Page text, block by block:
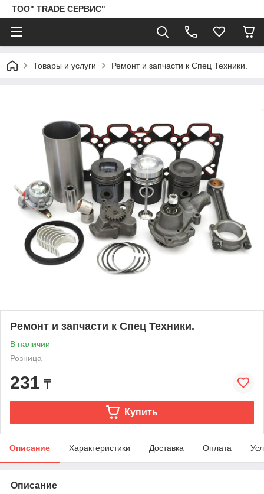
ТОО" TRADE СЕРВИС"
Товары и услуги Ремонт и запчасти к Спец Техники.
Ремонт и запчасти к Спец Техники.
В наличии
Розница
231 ₸
Купить
Описание Характеристики Доставка Оплата
Описание